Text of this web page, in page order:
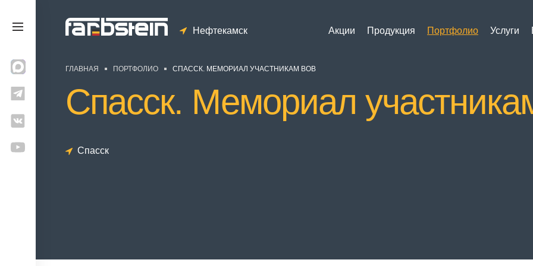
Нефтекамск Акции Продукция Портфолио Услуги
ГЛАВНАЯ ПОРТФОЛИО СПАССК. МЕМОРИАЛ УЧАСТНИКАМ ВОВ
Спасск. Мемориал
Спасск